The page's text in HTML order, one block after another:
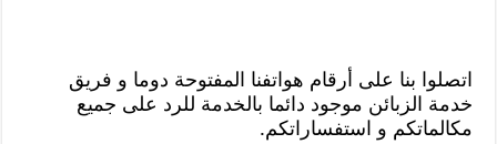
اتصلوا بنا على أرقام هواتفنا المفتوحة دوما و فريق
خدمة الزبائن موجود دائما بالخدمة للرد على جميع
مكالماتكم و استفساراتكم.